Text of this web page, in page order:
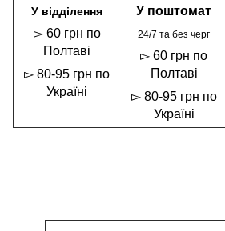
У відділення
▻ 60 грн по
Полтаві
▻ 80-95 грн по
Україні
У поштомат
24/7 та без черг
▻ 60 грн по
Полтаві
▻ 80-95 грн по
Україні